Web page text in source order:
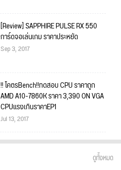
[Review] SAPPHIRE PULSE RX 550
การ์ดจอเล่นเกม ราคาประหยัด
Sep 3, 2017
!! โคตรBench!!ทดสอบ CPU ราคาถูก
AMD A10-7860K ราคา 3,390 ON VGA
CPUแรงเกินราคาEP1
Jul 13, 2017
ดูทั้งหมด